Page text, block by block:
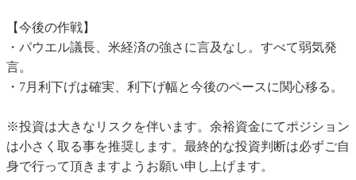
【今後の作戦】
・パウエル議長、米経済の強さに言及なし。すべて弱気発
言。
・7月利下げは確実、利下げ幅と今後のペースに関心移る。
※投資は大きなリスクを伴います。余裕資金にてポジション
は小さく取る事を推奨します。最終的な投資判断は必ずご自
身で行って頂きますようお願い申し上げます。